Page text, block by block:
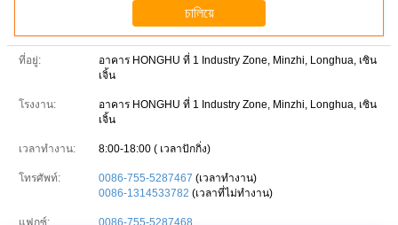
ที่อยู่:
อาคาร HONGHU ที่ 1 Industry Zone, Minzhi, Longhua, เซิน
เจิ้น
โรงงาน:
อาคาร HONGHU ที่ 1 Industry Zone, Minzhi, Longhua, เซิน
เจิ้น
เวลาทำงาน: 8:00-18:00 ( เวลาปักกิ่ง)
โทรศัพท์: 0086-755-5287467 (เวลาทำงาน)
0086-1314533782 (เวลาที่ไม่ทำงาน)
แฟกซ์: 0086-755-5287468